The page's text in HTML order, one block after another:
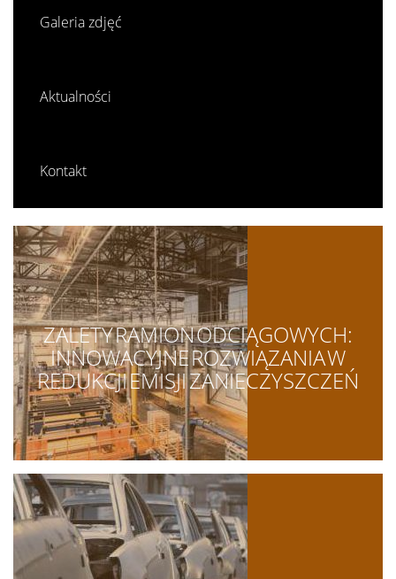
Galeria zdjęć
Aktualności
Kontakt
ZALETY RAMION ODCIĄGOWYCH:
INNOWACYJNE ROZWIĄZANIA W
REDUKCJI EMISJI ZANIECZYSZCZEŃ